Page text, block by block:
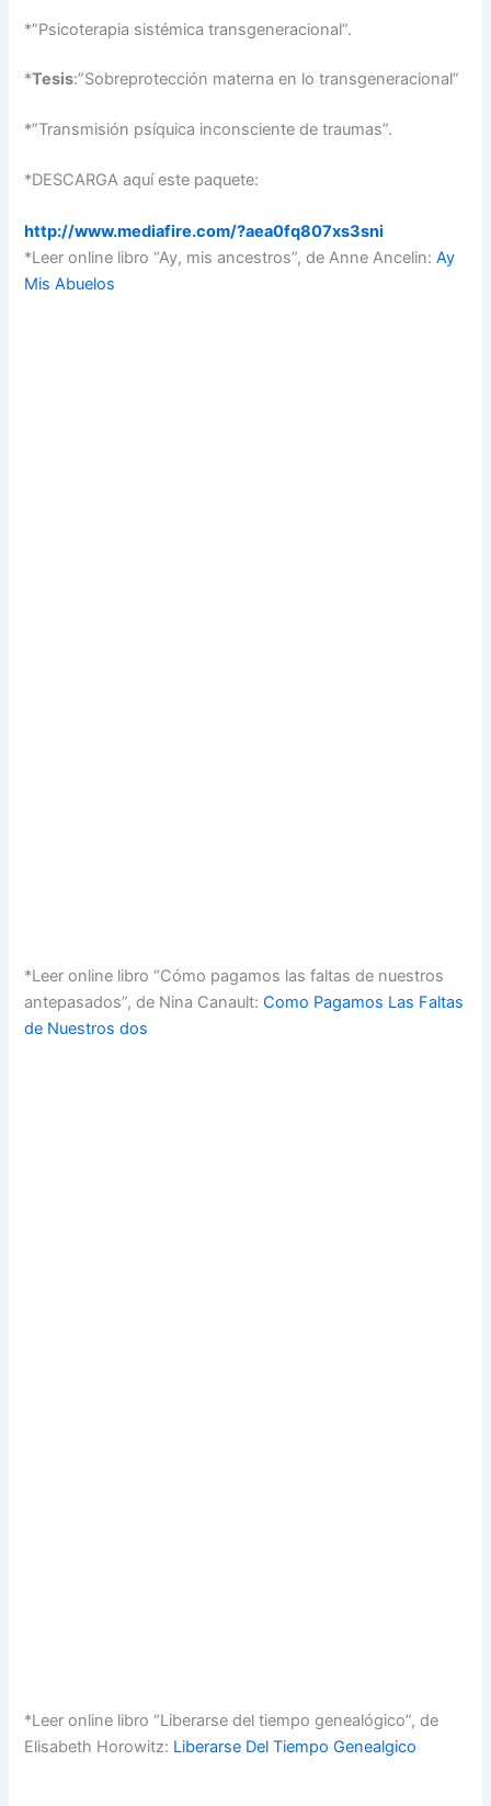
*”Psicoterapia sistémica transgeneracional”.
*Tesis:”Sobreprotección materna en lo transgeneracional”
*”Transmisión psíquica inconsciente de traumas”.
*DESCARGA aquí este paquete:
http://www.mediafire.com/?aea0fq807xs3sni
*Leer online libro “Ay, mis ancestros”, de Anne Ancelin:Ay
Mis Abuelos
*Leer online libro “Cómo pagamos las faltas de nuestros
antepasados”, de Nina Canault:Como Pagamos Las Faltas
de Nuestros dos
*Leer online libro “Liberarse del tiempo genealógico”, de
Elisabeth Horowitz: Liberarse Del Tiempo Genealgico